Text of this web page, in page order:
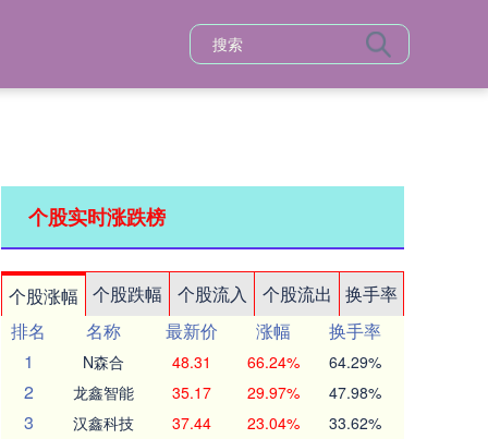
个股实时涨跌榜
个股涨幅 个股跌幅 个股流入 个股流出
换手率
排名
名称 最新价 涨幅
换手率
1
N森合 48.31 66.24% 64.29%
2 龙鑫智能 35.17 29.97% 47.98%
3 汉鑫科技 37.44 23.04% 33.62%